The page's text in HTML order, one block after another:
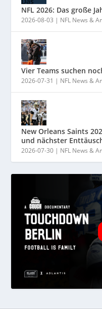
NFL 2026: Das große
2026-08-03 | NFL News &
Vier Teams suchen
2026-07-31 | NFL News &
New Orleans Saints
und nächster
2026-07-30 | NFL News &